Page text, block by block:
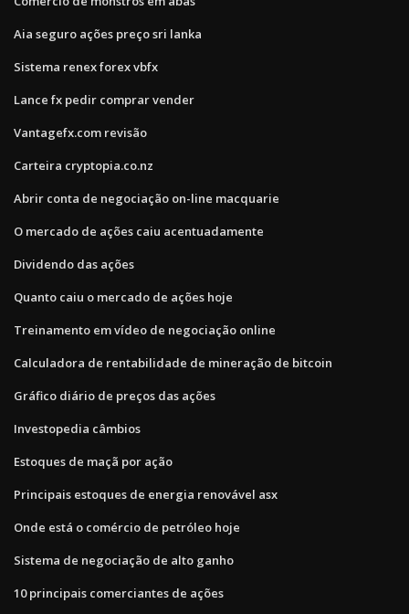
Aia seguro ações preço sri lanka
Sistema renex forex vbfx
Lance fx pedir comprar vender
Vantagefx.com revisão
Carteira cryptopia.co.nz
Abrir conta de negociação on-line macquarie
O mercado de ações caiu acentuadamente
Dividendo das ações
Quanto caiu o mercado de ações hoje
Treinamento em vídeo de negociação online
Calculadora de rentabilidade de mineração de bitcoin
Gráfico diário de preços das ações
Investopedia câmbios
Estoques de maçã por ação
Principais estoques de energia renovável asx
Onde está o comércio de petróleo hoje
Sistema de negociação de alto ganho
10 principais comerciantes de ações